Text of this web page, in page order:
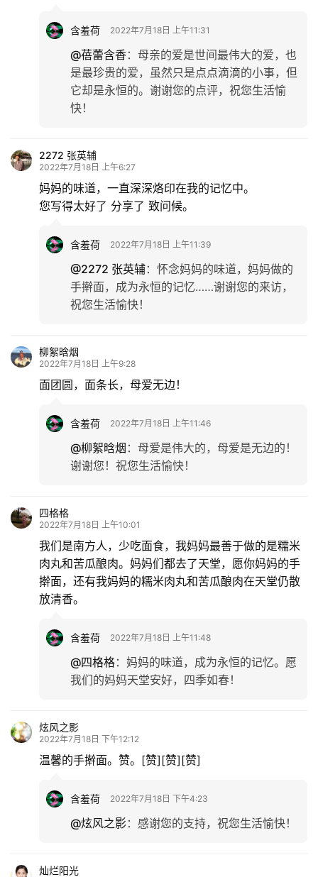
含羞荷 2022年7月18日 上午11:31
@蓓蕾含香： 母亲的爱是世间最伟大的爱，也
是最珍贵的爱，虽然只是点点滴滴的小事，但
它却是永恒的。谢谢您的点评，祝您生活愉
快！
2272 张英辅
2022年7月18日 上午6:27
妈妈的味道，一直深深烙印在我的记忆中。
您写得太好了 分享了 致问候。
含羞荷 2022年7月18日 上午11:39
@2272 张英辅： 怀念妈妈的味道，妈妈做的
手擀面，成为永恒的记忆……谢谢您的来访，
祝您生活愉快！
柳絮晗烟
2022年7月18日 上午9:28
面团圆，面条长，母爱无边！
含羞荷 2022年7月18日 上午11:46
@柳絮晗烟 ： 母爱是伟大的，母爱是无边的！
谢谢您！祝您生活愉快！
四格格
2022年7月18日 上午10:01
我们是南方人，少吃面食，我妈妈最善于做的是糯米
肉丸和苦瓜酿肉。妈妈们都去了天堂，愿你妈妈的手
擀面，还有我妈妈的糯米肉丸和苦瓜酿肉在天堂仍散
放清香。
含羞荷 2022年7月18日 上午11:48
@四格格： 妈妈的味道，成为永恒的记忆。愿
我们的妈妈天堂安好，四季如春！
炫风之影
2022年7月18日 下午12:12
温馨的手擀面。赞。[赞][赞][赞]
含羞荷 2022年7月18日 下午4:23
@炫风之影： 感谢您的支持，祝您生活愉快！
灿烂阳光